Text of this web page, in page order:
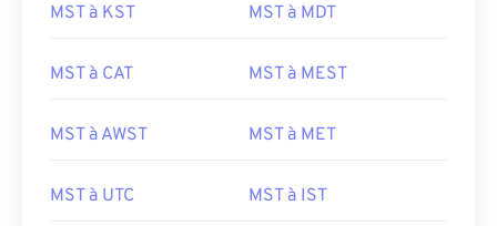
MST à KST MST à MDT
MST à CAT MST à MEST
MST à AWST MST à MET
MST à UTC MST à IST